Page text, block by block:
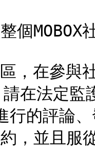
個MOBOX
區，在參
在法定監
行的評論
，並且服